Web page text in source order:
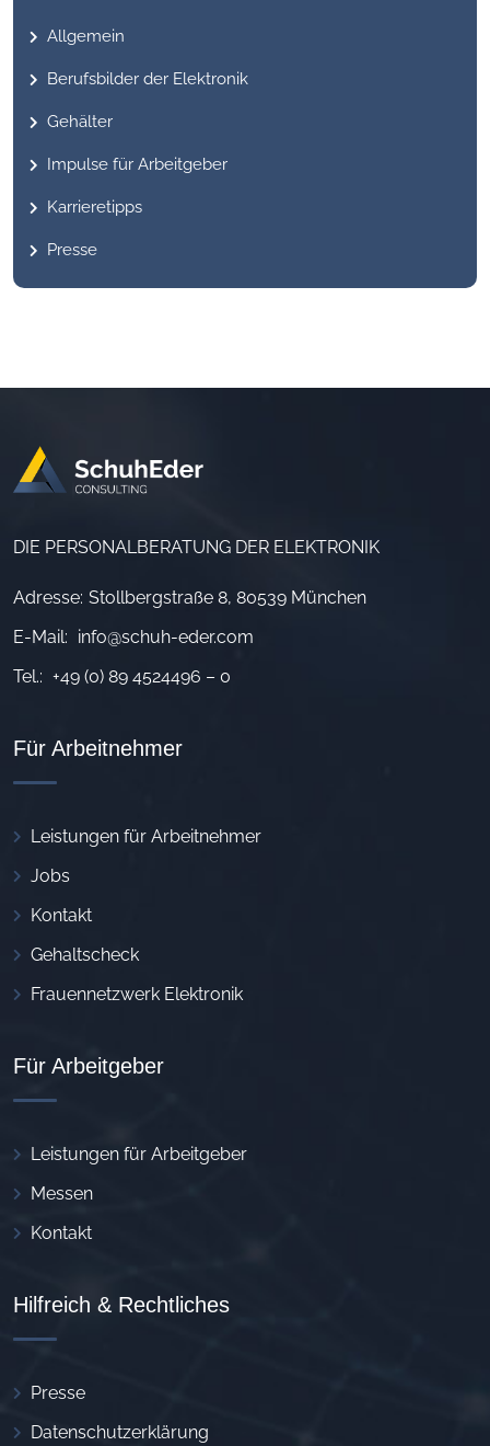
Allgemein
Berufsbilder der Elektronik
Gehälter
Impulse für Arbeitgeber
Karrieretipps
Presse
DIE PERSONALBERATUNG DER ELEKTRONIK
Adresse: Stollbergstraße 8, 80539 München
E-Mail: info@schuh-eder.com
Tel.: +49 (0) 89 4524496 – 0
Für Arbeitnehmer
Leistungen für Arbeitnehmer
Jobs
Kontakt
Gehaltscheck
Frauennetzwerk Elektronik
Für Arbeitgeber
Leistungen für Arbeitgeber
Messen
Kontakt
Hilfreich & Rechtliches
Presse
Datenschutzerklärung